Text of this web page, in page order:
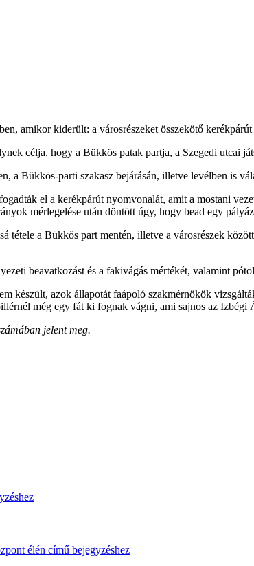
amikor kiderült: a városrészeket összekötő
célja, hogy a Bükkös patak partja, a Szegedi utcai
a Bükkös-parti szakasz bejárásán, illetve levélben is
el a kerékpárút nyomvonalát, amit a mostani
mérlegelése után döntött úgy, hogy bead egy
tétele a Bükkös part mentén, illetve a városrészek
beavatkozást és a fakivágás mértékét, valamint
készült, azok állapotát faápoló szakmérnökök
még egy fát ki fognak vágni, ami sajnos az
jelent meg.